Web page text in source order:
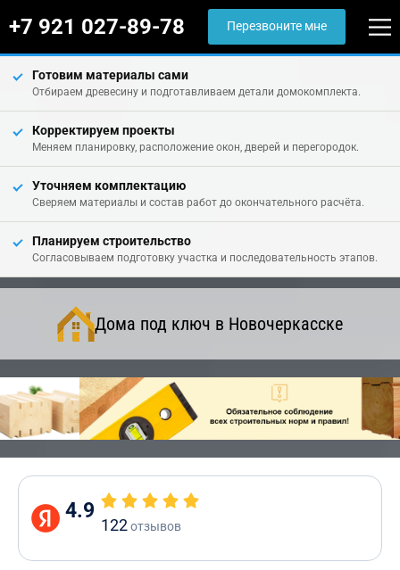
+7 921 027-89-78 Перезвоните мне
Готовим материалы сами
Отбираем древесину и подготавливаем детали домокомплекта.
Корректируем проекты
Меняем планировку, расположение окон, дверей и перегородок.
Уточняем комплектацию
Сверяем материалы и состав работ до окончательного расчёта.
Планируем строительство
Согласовываем подготовку участка и последовательность этапов.
Дома под ключ в Новочеркасске
4.9
122отзывов